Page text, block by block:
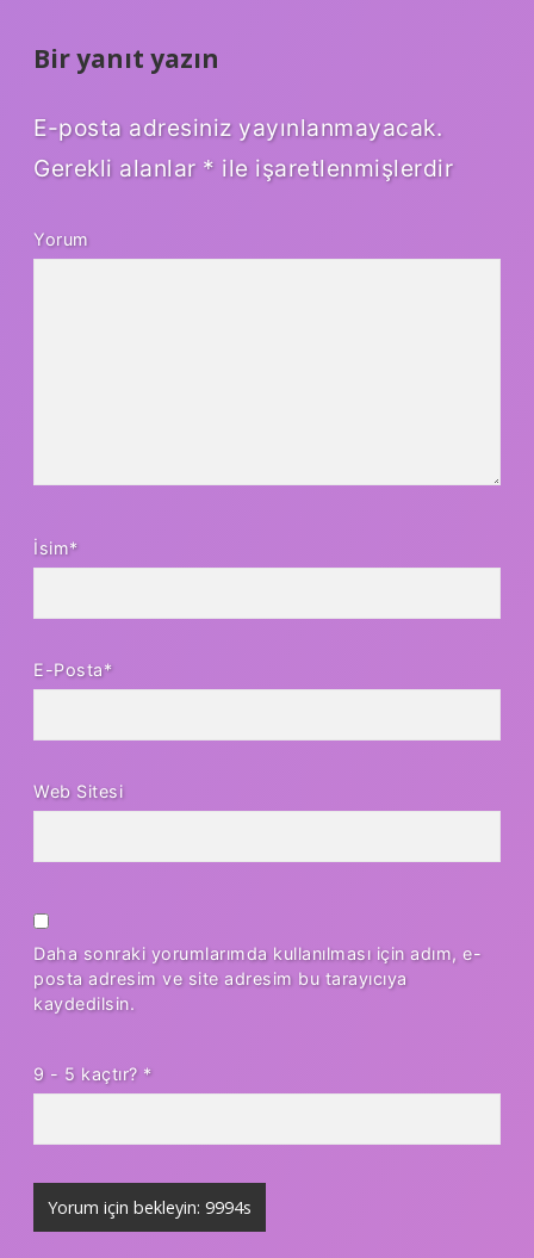
Bir yanıt yazın
E-posta adresiniz yayınlanmayacak.
Gerekli alanlar * ile işaretlenmişlerdir
Yorum
İsim*
E-Posta*
Web Sitesi
Daha sonraki yorumlarımda kullanılması için adım, e-
posta adresim ve site adresim bu tarayıcıya
kaydedilsin.
9 - 5 kaçtır? *